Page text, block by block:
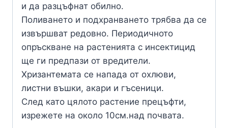
и да разцъфнат обилно.
Поливането и подхранването трябва да се
извършват редовно. Периодичното
опръскване на растенията с инсектицид
ще ги предпази от вредители.
Хризантемата се напада от охлюви,
листни въшки, акари и гъсеници.
След като цялото растение прецъфти,
изрежете на около 10см.над почвата.